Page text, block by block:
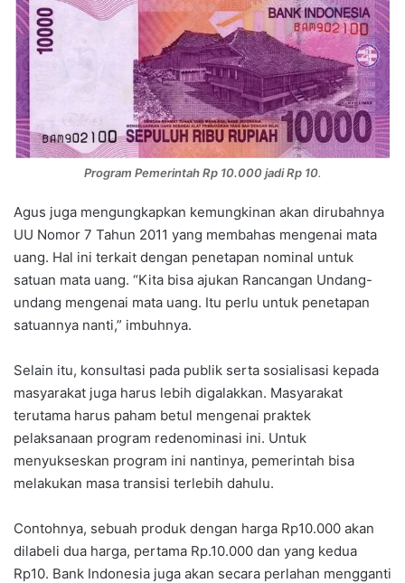
Program Pemerintah Rp 10.000 jadi Rp 10.
Agus juga mengungkapkan kemungkinan akan dirubahnya
UU Nomor 7 Tahun 2011 yang membahas mengenai mata
uang. Hal ini terkait dengan penetapan nominal untuk
satuan mata uang. “Kita bisa ajukan Rancangan Undang-
undang mengenai mata uang. Itu perlu untuk penetapan
satuannya nanti,” imbuhnya.
Selain itu, konsultasi pada publik serta sosialisasi kepada
masyarakat juga harus lebih digalakkan. Masyarakat
terutama harus paham betul mengenai praktek
pelaksanaan program redenominasi ini. Untuk
menyukseskan program ini nantinya, pemerintah bisa
melakukan masa transisi terlebih dahulu.
Contohnya, sebuah produk dengan harga Rp10.000 akan
dilabeli dua harga, pertama Rp.10.000 dan yang kedua
Rp10. Bank Indonesia juga akan secara perlahan mengganti